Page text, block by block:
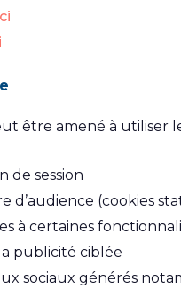
être amené à utiliser
de session
d’audience (cookies
à certaines
publicité ciblée
sociaux générés